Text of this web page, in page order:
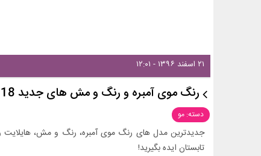
۲۱ اسفند ۱۳۹۶ - ۱۲:۰۱
رنگ موی آمبره و رنگ و مش های جدید 2018
دسته: مو
تابستان ایده بگیرید!